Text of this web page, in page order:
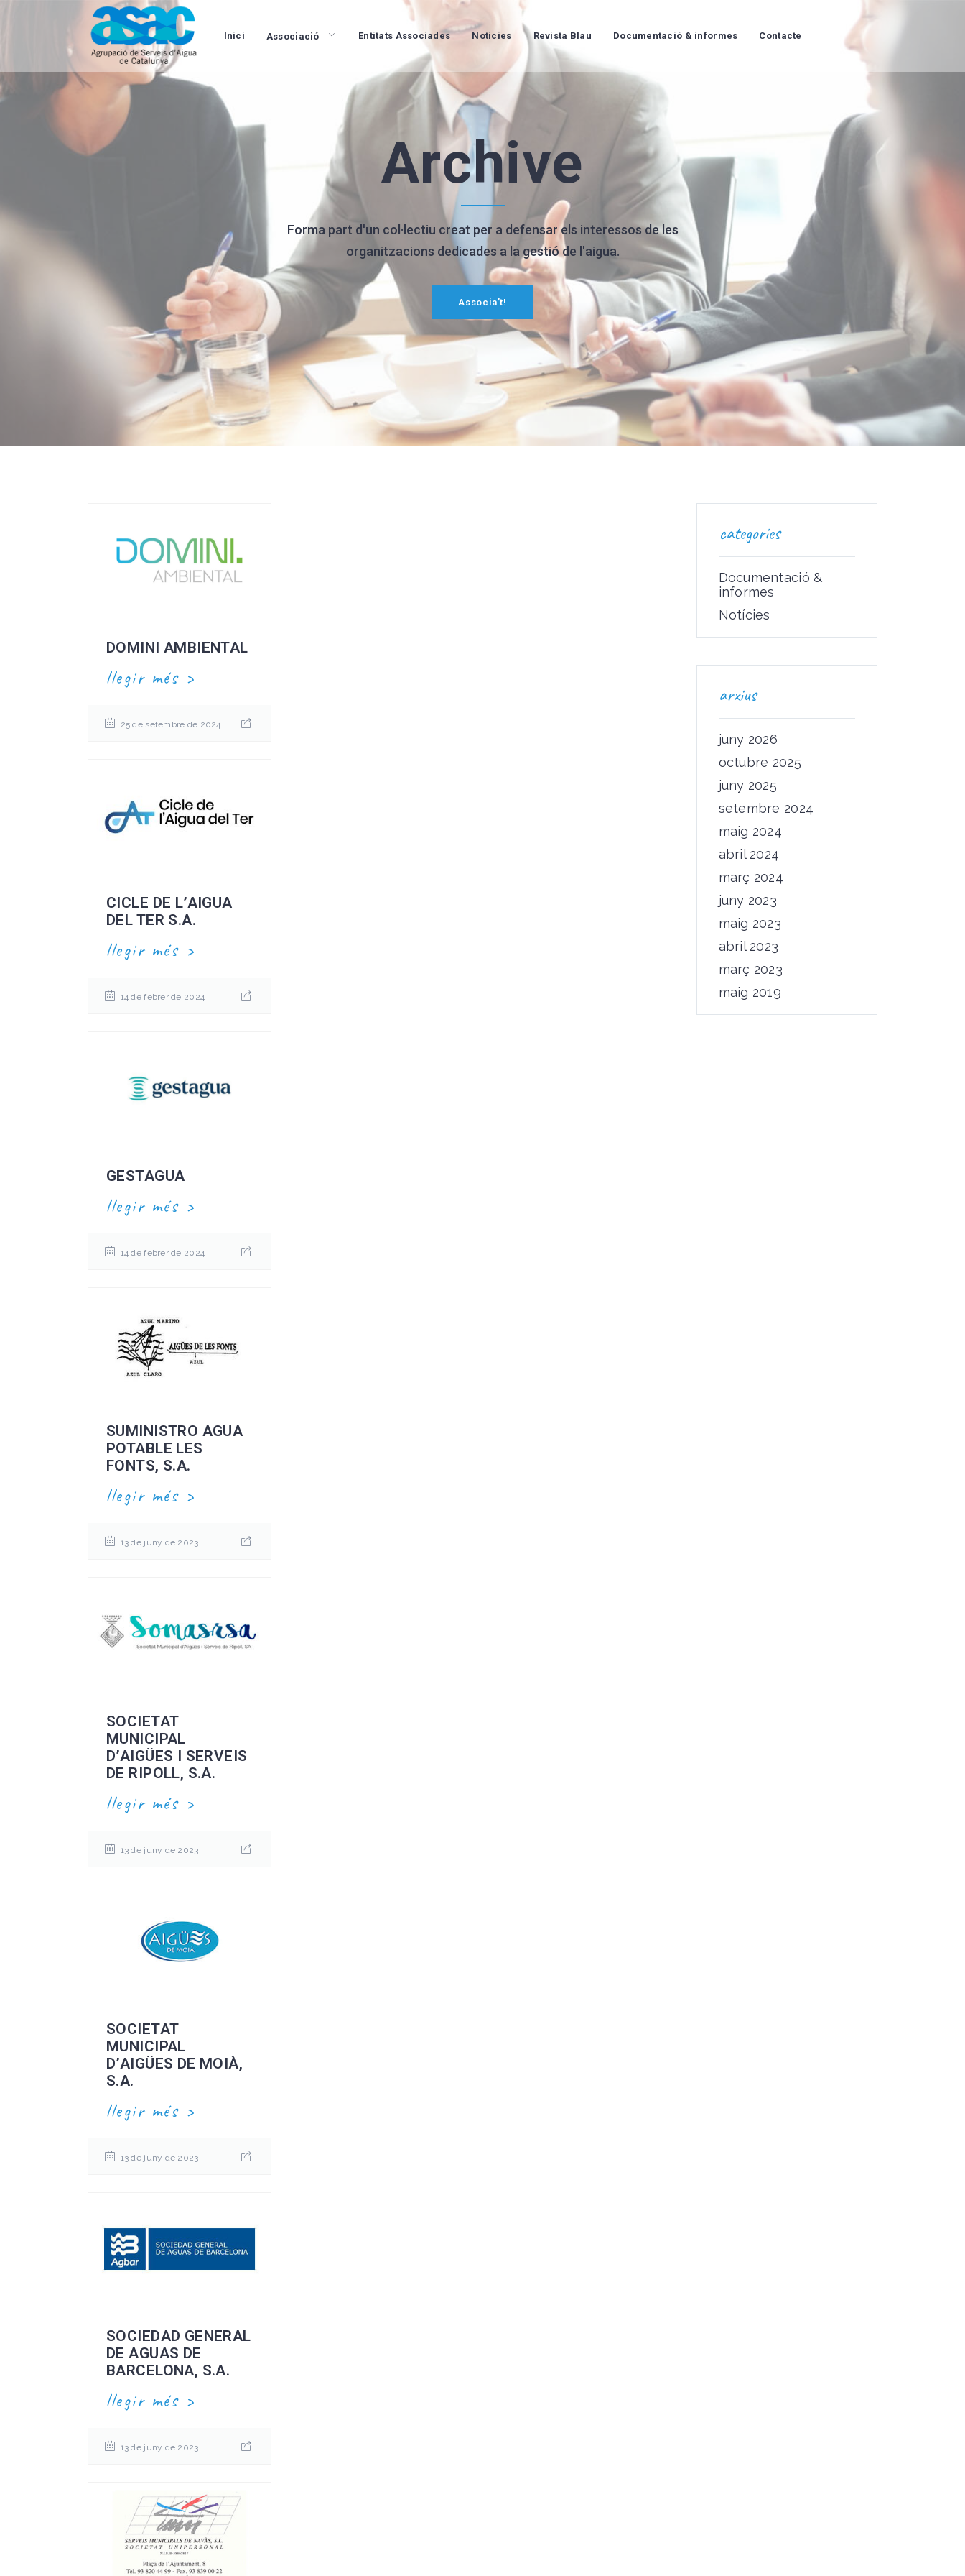
Inici Associació Entitats Associades Notícies Revista Blau Documentació & informes Contacte
Archive
Forma part d'un col·lectiu creat per a defensar els interessos de les
organitzacions dedicades a la gestió de l'aigua.
Associa’t!
DOMINI AMBIENTAL
llegir més
25 de setembre de 2024
CICLE DE L’AIGUA
DEL TER S.A.
llegir més
14 de febrer de 2024
GESTAGUA
llegir més
14 de febrer de 2024
SUMINISTRO AGUA
POTABLE LES
FONTS, S.A.
llegir més
13 de juny de 2023
SOCIETAT
MUNICIPAL
D’AIGÜES I SERVEIS
DE RIPOLL, S.A.
llegir més
13 de juny de 2023
SOCIETAT
MUNICIPAL
D’AIGÜES DE MOIÀ,
S.A.
llegir més
13 de juny de 2023
SOCIEDAD GENERAL
DE AGUAS DE
BARCELONA, S.A.
llegir més
13 de juny de 2023
categories
Documentació &
informes
Notícies
arxius
juny 2026
octubre 2025
juny 2025
setembre 2024
maig 2024
abril 2024
març 2024
juny 2023
maig 2023
abril 2023
març 2023
maig 2019